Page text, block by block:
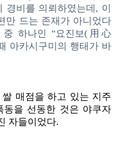
비를 의뢰하였는데, 이
만 드는 존재가 아니었다
하나인 “요진보(用心
아카시구미의 행태가 바
매점을 하고 있는 지주
동을 선동한 것은 야쿠자
자들이었다.